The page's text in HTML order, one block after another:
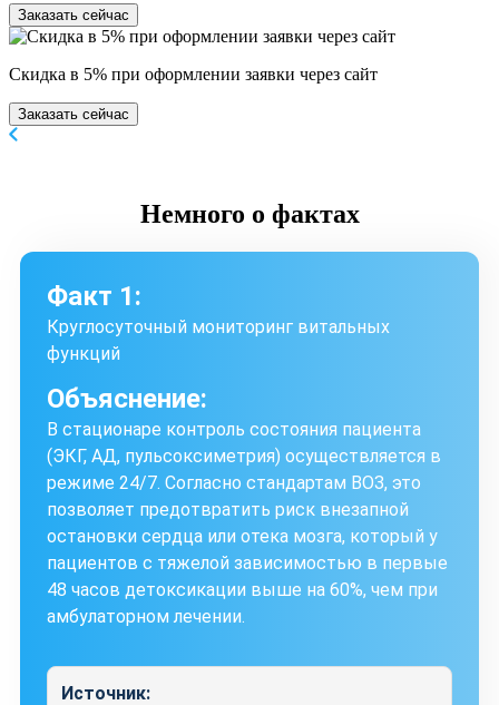
Заказать сейчас
Скидка в 5% при оформлении заявки через сайт
Заказать сейчас
Немного о фактах
Факт 1:
Круглосуточный мониторинг витальных
функций
Объяснение:
В стационаре контроль состояния пациента
(ЭКГ, АД, пульсоксиметрия) осуществляется в
режиме 24/7. Согласно стандартам ВОЗ, это
позволяет предотвратить риск внезапной
остановки сердца или отека мозга, который у
пациентов с тяжелой зависимостью в первые
48 часов детоксикации выше на 60%, чем при
амбулаторном лечении.
Источник: